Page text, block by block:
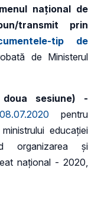
național de
transmit prin
tip de
de Ministerul
sesiune) -
pentru
educației
organizarea și
național - 2020,